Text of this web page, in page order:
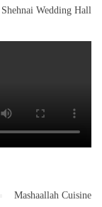
Shehnai Wedding Hall
Mashaallah Cuisine